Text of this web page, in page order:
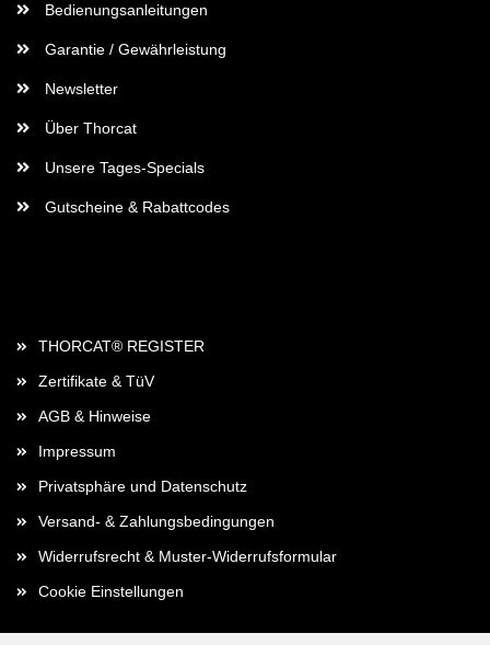
Bedienungsanleitungen
Garantie / Gewährleistung
Newsletter
Über Thorcat
Unsere Tages-Specials
Gutscheine & Rabattcodes
THORCAT® REGISTER
Zertifikate & TüV
AGB & Hinweise
Impressum
Privatsphäre und Datenschutz
Versand- & Zahlungsbedingungen
Widerrufsrecht & Muster-Widerrufsformular
Cookie Einstellungen